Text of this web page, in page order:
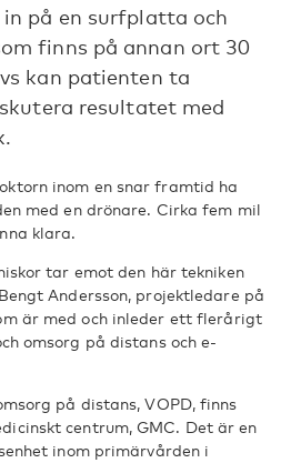
på en surfplatta och
finns på annan ort 30
kan patienten ta
resultatet med
inom en snar framtid ha
med en drönare. Cirka fem mil
klara.
tar emot den här tekniken
Andersson, projektledare på
är med och inleder ett flerårigt
omsorg på distans och e-
på distans, VOPD, finns
centrum, GMC. Det är en
inom primärvården i